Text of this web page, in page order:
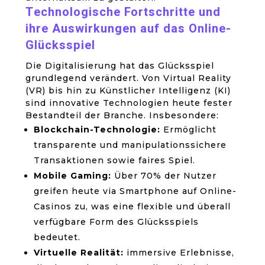
Technologische Fortschritte und
ihre Auswirkungen auf das Online-
Glücksspiel
Die Digitalisierung hat das Glücksspiel
grundlegend verändert. Von Virtual Reality
(VR) bis hin zu Künstlicher Intelligenz (KI)
sind innovative Technologien heute fester
Bestandteil der Branche. Insbesondere:
Blockchain-Technologie: Ermöglicht
transparente und manipulationssichere
Transaktionen sowie faires Spiel.
Mobile Gaming: Über 70% der Nutzer
greifen heute via Smartphone auf Online-
Casinos zu, was eine flexible und überall
verfügbare Form des Glücksspiels
bedeutet.
Virtuelle Realität: immersive Erlebnisse,